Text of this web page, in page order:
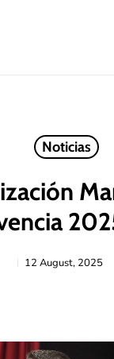
Noticias
12 August, 2025